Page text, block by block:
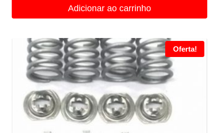
é:
Adicionar ao carrinho
Oferta!